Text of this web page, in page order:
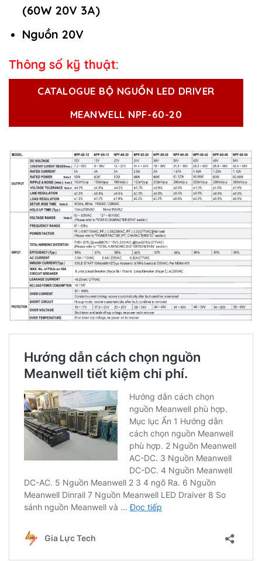
(60W 20V 3A)
Nguồn 20V
Thông số kỹ thuật:
CATALOGUE BỘ NGUỒN LED DRIVER
MEANWELL NPF-60-20